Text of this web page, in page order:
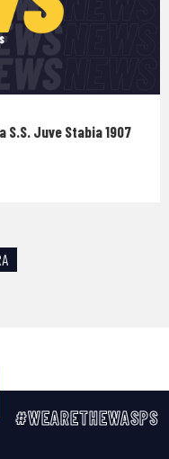
Juve Stabia 1907
#WEARETHEWASPS